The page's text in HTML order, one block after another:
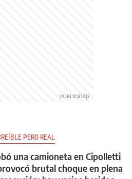
PERO REAL
una camioneta en Cipolletti
brutal choque en plena